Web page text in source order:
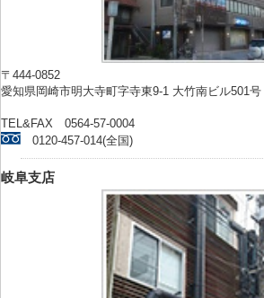
〒444-0852
愛知県岡崎市明大寺町字寺東9-1 大竹南ビル501号
TEL&FAX 0564-57-0004
0120-457-014(全国)
岐阜支店